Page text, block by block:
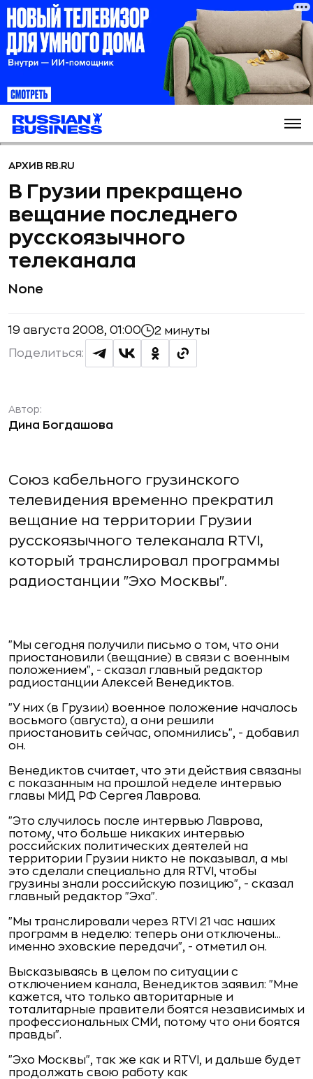
АРХИВ RB.RU
В Грузии прекращено
вещание последнего
русскоязычного
телеканала
None
19 августа 2008, 01:00 2 минуты
Поделиться:
Автор:
Дина Богдашова
Союз кабельного грузинского
телевидения временно прекратил
вещание на территории Грузии
русскоязычного телеканала RTVI,
который транслировал программы
радиостанции "Эхо Москвы".
"Мы сегодня получили письмо о том, что они
приостановили (вещание) в связи с военным
положением", - сказал главный редактор
радиостанции Алексей Венедиктов.
"У них (в Грузии) военное положение началось
восьмого (августа), а они решили
приостановить сейчас, опомнились", - добавил
он.
Венедиктов считает, что эти действия связаны
с показанным на прошлой неделе интервью
главы МИД РФ Сергея Лаврова.
"Это случилось после интервью Лаврова,
потому, что больше никаких интервью
российских политических деятелей на
территории Грузии никто не показывал, а мы
это сделали специально для RTVI, чтобы
грузины знали российскую позицию", - сказал
главный редактор "Эха".
"Мы транслировали через RTVI 21 час наших
программ в неделю: теперь они отключены...
именно эховские передачи", - отметил он.
Высказываясь в целом по ситуации с
отключением канала, Венедиктов заявил: "Мне
кажется, что только авторитарные и
тоталитарные правители боятся независимых и
профессиональных СМИ, потому что они боятся
правды".
"Эхо Москвы", так же как и RTVI, и дальше будет
продолжать свою работу как